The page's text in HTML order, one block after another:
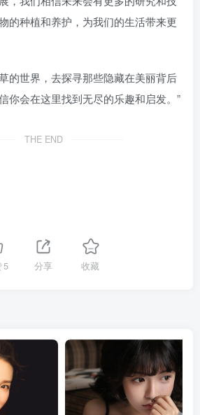
的种植和养护，为我们的生活带来更
的世界，去探寻那些隐藏在美丽背后
你会在这里找到无尽的乐趣和启发。”
THE END
5 分享 收藏